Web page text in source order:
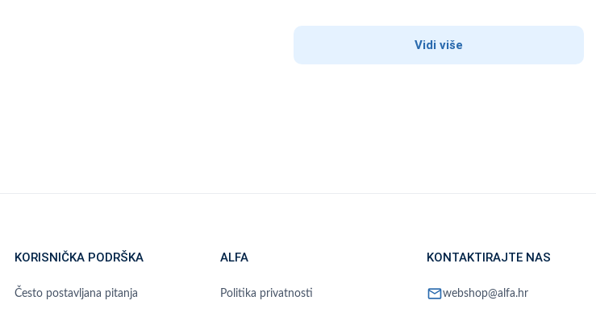
Vidi više
KORISNIČKA PODRŠKA
Često postavljana pitanja
ALFA
Politika privatnosti
KONTAKTIRAJTE NAS
mailwebshop@alfa.hr